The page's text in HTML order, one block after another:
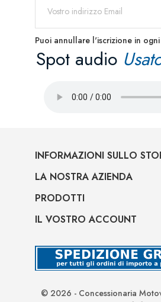
Puoi annullare l'iscrizione in
Spot audio
INFORMAZIONI SULLO
LA NOSTRA AZIENDA
PRODOTTI
IL VOSTRO ACCOUNT
© 2026 - Concessionaria